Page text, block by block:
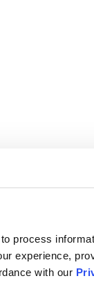
process
experience,
with our